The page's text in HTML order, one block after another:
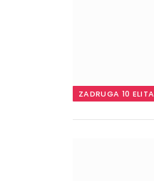
ZADRUGA 10 ELITA